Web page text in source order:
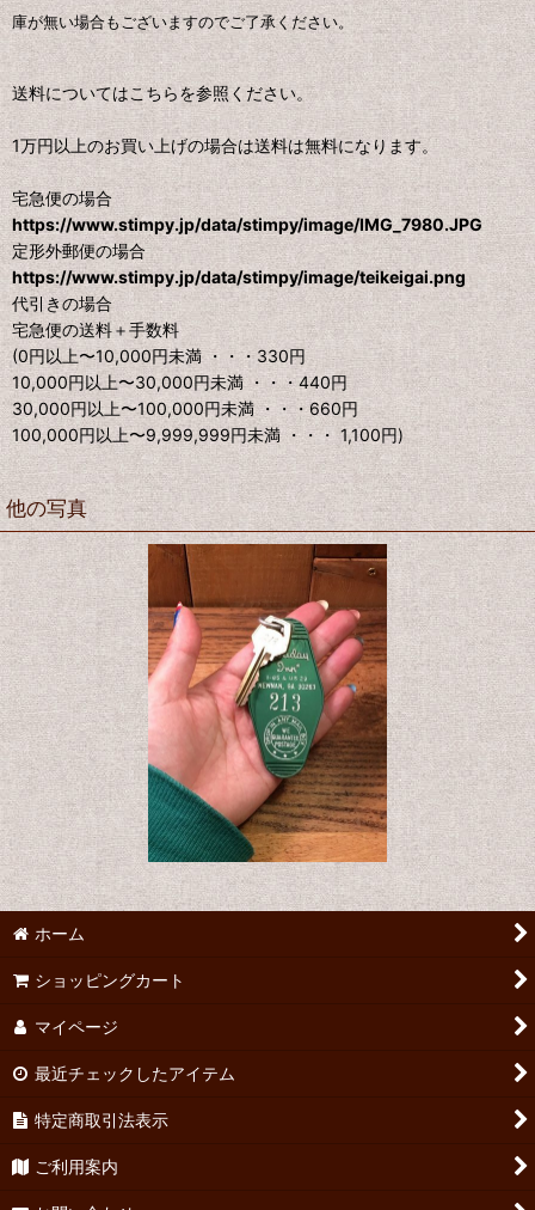
庫が無い場合もございますのでご了承ください。
送料についてはこちらを参照ください。
1万円以上のお買い上げの場合は送料は無料になります。
宅急便の場合
https://www.stimpy.jp/data/stimpy/image/IMG_7980.JPG
定形外郵便の場合
https://www.stimpy.jp/data/stimpy/image/teikeigai.png
代引きの場合
宅急便の送料＋手数料
(0円以上〜10,000円未満 ・・・330円
10,000円以上〜30,000円未満 ・・・440円
30,000円以上〜100,000円未満 ・・・660円
100,000円以上〜9,999,999円未満 ・・・ 1,100円)
他の写真
ホーム
ショッピングカート
マイページ
最近チェックしたアイテム
特定商取引法表示
ご利用案内